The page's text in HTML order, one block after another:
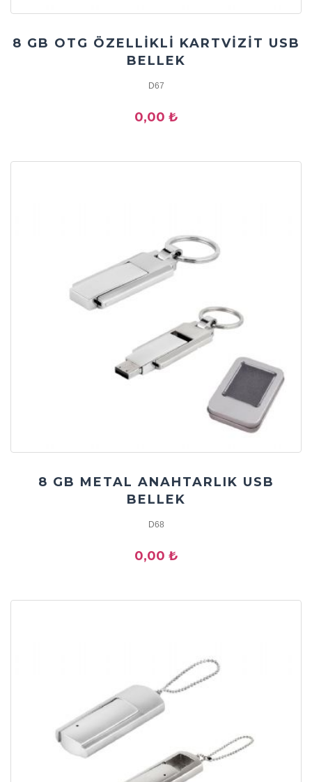
8 GB OTG ÖZELLİKLİ KARTVİZİT USB
BELLEK
D67
0,00 ₺
8 GB METAL ANAHTARLIK USB
BELLEK
D68
0,00 ₺